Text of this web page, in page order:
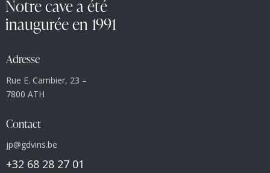
Notre cave a été
inaugurée en 1991
Adresse
Rue E. Cambier, 23 –
7800 ATH
Contact
jp@gdvins.be
+32 68 28 27 01